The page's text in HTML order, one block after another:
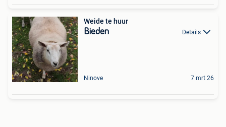
Weide te huur
Bieden Details
Ninove 7 mrt 26